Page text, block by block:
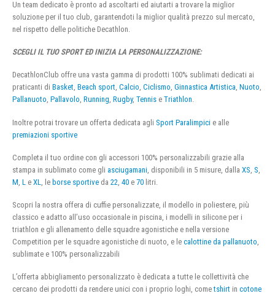
Un team dedicato è pronto ad ascoltarti ed aiutarti a trovare la miglior
soluzione per il tuo club, garantendoti la miglior qualità prezzo sul mercato,
nel rispetto delle politiche Decathlon.
SCEGLI IL TUO SPORT ED INIZIA LA PERSONALIZZAZIONE:
DecathlonClub offre una vasta gamma di prodotti 100% sublimati dedicati ai
praticanti di Basket, Beach sport, Calcio, Ciclismo, Ginnastica Artistica, Nuoto,
Pallanuoto, Pallavolo, Running, Rugby, Tennis e Triathlon.
Inoltre potrai trovare un offerta dedicata agli Sport Paralimpici e alle
premiazioni sportive
Completa il tuo ordine con gli accessori 100% personalizzabili grazie alla
stampa in sublimato come gli asciugamani , disponibili in 5 misure, dalla XS S
M L e XL , le borse sportive da 22 40 e 70 litri.
Scopri la nostra offera di cuffie personalizzate, il modello in poliestere, più
classico e adatto all’uso occasionale in piscina, i modelli in silicone per i
triathlon e gli allenamento delle squadre agonistiche e nella versione
Competition per le squadre agonistiche di nuoto, e le calottine da pallanuoto,
sublimate e 100% personalizzabili
L’offerta abbigliamento personalizzato è dedicata a tutte le collettività che
cercano dei prodotti da rendere unici con i proprio loghi, cometshirt in cotone